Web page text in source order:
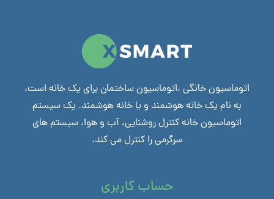
اتوماسیون خانگی ،اتوماسیون ساختمان برای یک خانه است،
به نام یک خانه هوشمند و یا خانه هوشمند. یک سیستم
اتوماسیون خانه کنترل روشنایی، آب و هوا، سیستم های
سرگرمی را کنترل می کند.
حساب کاربری